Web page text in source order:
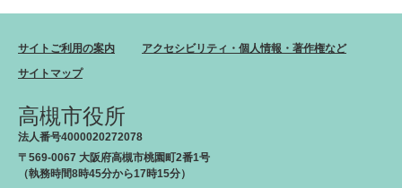
サイトご利用の案内
アクセシビリティ・個人情報・著作権など
サイトマップ
高槻市役所
法人番号4000020272078
〒569-0067 大阪府高槻市桃園町2番1号
（執務時間8時45分から17時15分）